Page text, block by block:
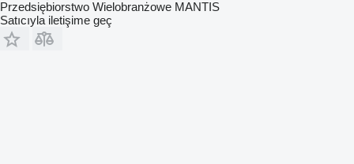
Przedsiębiorstwo Wielobranżowe MANTIS
Satıcıyla iletişime geç